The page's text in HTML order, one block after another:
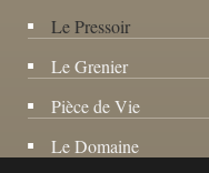
Le Pressoir
Le Grenier
Pièce de Vie
Le Domaine